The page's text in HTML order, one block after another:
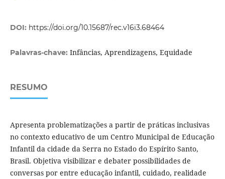
DOI: https://doi.org/10.15687/rec.v16i3.68464
Palavras-chave: Infâncias, Aprendizagens, Equidade
RESUMO
Apresenta problematizações a partir de práticas inclusivas
no contexto educativo de um Centro Municipal de Educação
Infantil da cidade da Serra no Estado do Espírito Santo,
Brasil. Objetiva visibilizar e debater possibilidades de
conversas por entre educação infantil, cuidado, realidade